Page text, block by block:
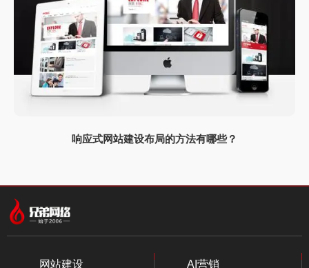
响应式网站建设布局的方法有哪些？
网站建设 AI营销